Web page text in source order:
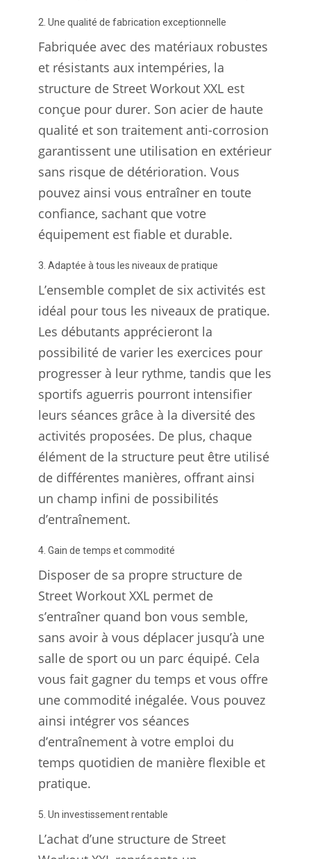
2. Une qualité de fabrication exceptionnelle
Fabriquée avec des matériaux robustes
et résistants aux intempéries, la
structure de Street Workout XXL est
conçue pour durer. Son acier de haute
qualité et son traitement anti-corrosion
garantissent une utilisation en extérieur
sans risque de détérioration. Vous
pouvez ainsi vous entraîner en toute
confiance, sachant que votre
équipement est fiable et durable.
3. Adaptée à tous les niveaux de pratique
L’ensemble complet de six activités est
idéal pour tous les niveaux de pratique.
Les débutants apprécieront la
possibilité de varier les exercices pour
progresser à leur rythme, tandis que les
sportifs aguerris pourront intensifier
leurs séances grâce à la diversité des
activités proposées. De plus, chaque
élément de la structure peut être utilisé
de différentes manières, offrant ainsi
un champ infini de possibilités
d’entraînement.
4. Gain de temps et commodité
Disposer de sa propre structure de
Street Workout XXL permet de
s’entraîner quand bon vous semble,
sans avoir à vous déplacer jusqu’à une
salle de sport ou un parc équipé. Cela
vous fait gagner du temps et vous offre
une commodité inégalée. Vous pouvez
ainsi intégrer vos séances
d’entraînement à votre emploi du
temps quotidien de manière flexible et
pratique.
5. Un investissement rentable
L’achat d’une structure de Street